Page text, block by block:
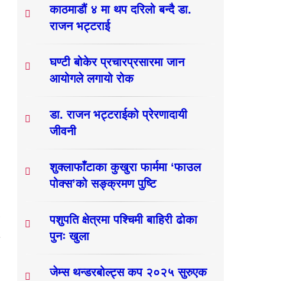
काठमाडौं ४ मा थप दरिलो बन्दै डा.
राजन भट्टराई
घण्टी बोकेर प्रचारप्रसारमा जान
आयोगले लगायो रोक
डा. राजन भट्टराईको प्रेरणादायी
जीवनी
शुक्लाफाँटाका कुखुरा फार्ममा ‘फाउल
पोक्स’को सङ्क्रमण पुष्टि
पशुपति क्षेत्रमा पश्चिमी बाहिरी ढोका
पुनः खुला
जेम्स थन्डरबोल्ट्स कप २०२५ सुरुएक